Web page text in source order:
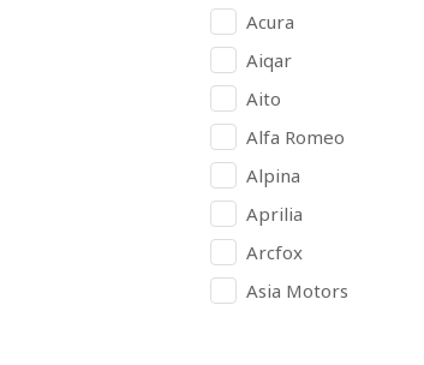
Acura
Aiqar
Aito
Alfa Romeo
Alpina
Aprilia
Arcfox
Asia Motors